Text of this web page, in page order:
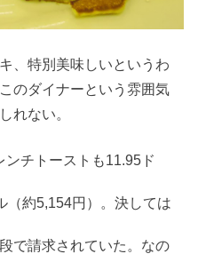
、特別美味しいというわ
のダイナーという雰囲気
れない。
チトーストも11.95ド
（約5,154円）。決しては
で請求されていた。なの